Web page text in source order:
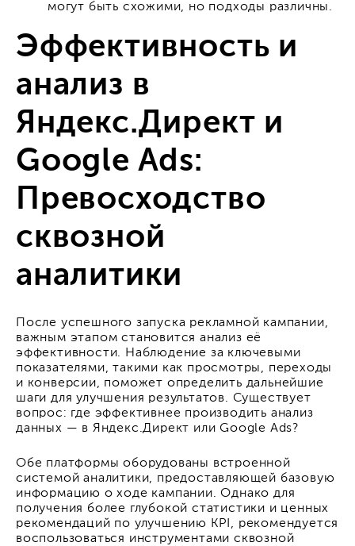
могут быть схожими, но подходы различны.
Эффективность и
анализ в
Яндекс.Директ и
Google Ads:
Превосходство
сквозной
аналитики
После успешного запуска рекламной кампании,
важным этапом становится анализ её
эффективности. Наблюдение за ключевыми
показателями, такими как просмотры, переходы
и конверсии, поможет определить дальнейшие
шаги для улучшения результатов. Существует
вопрос: где эффективнее производить анализ
данных — в Яндекс.Директ или Google Ads?
Обе платформы оборудованы встроенной
системой аналитики, предоставляющей базовую
информацию о ходе кампании. Однако для
получения более глубокой статистики и ценных
рекомендаций по улучшению KPI, рекомендуется
воспользоваться инструментами сквозной